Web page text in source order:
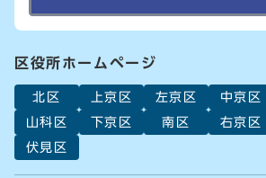
区役所ホームページ
北区 上京区 左京区 中京区
山科区
下京区 南区 右京区
伏見区